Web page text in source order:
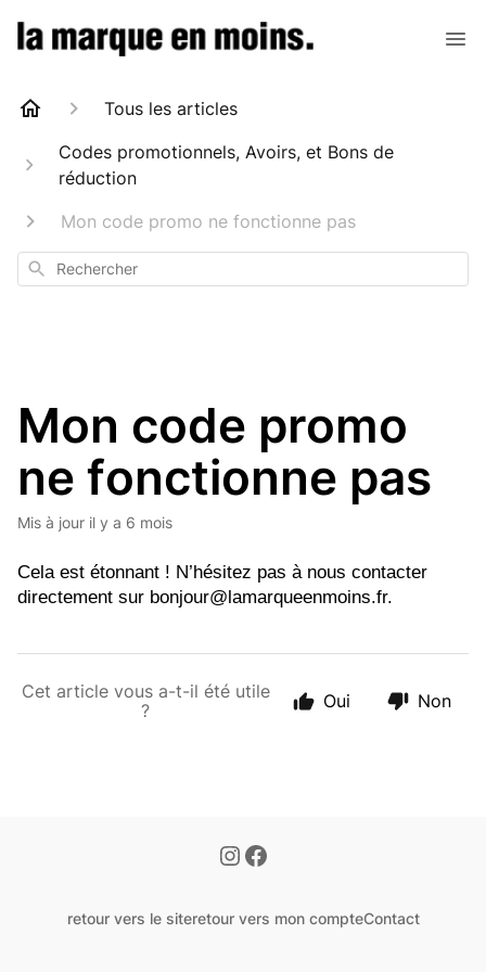
Tous les articles
Codes promotionnels, Avoirs, et Bons de
réduction
Mon code promo ne fonctionne pas
Rechercher
Mon code promo
ne fonctionne pas
Mis à jour il y a 6 mois
Cela est étonnant ! N’hésitez pas à nous contacter
directement sur bonjour@lamarqueenmoins.fr.
Cet article vous a-t-il été utile
?
Oui Non
retour vers le siteretour vers mon compteContact